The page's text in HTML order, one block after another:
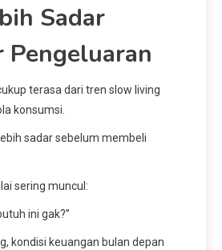
Sadar
Pengeluaran
terasa dari tren slow living
konsumsi.
sadar sebelum membeli
sering muncul:
ini gak?”
kondisi keuangan bulan depan